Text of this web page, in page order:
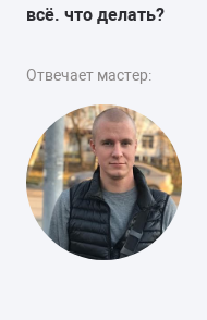
всё. что делать?
Отвечает мастер: